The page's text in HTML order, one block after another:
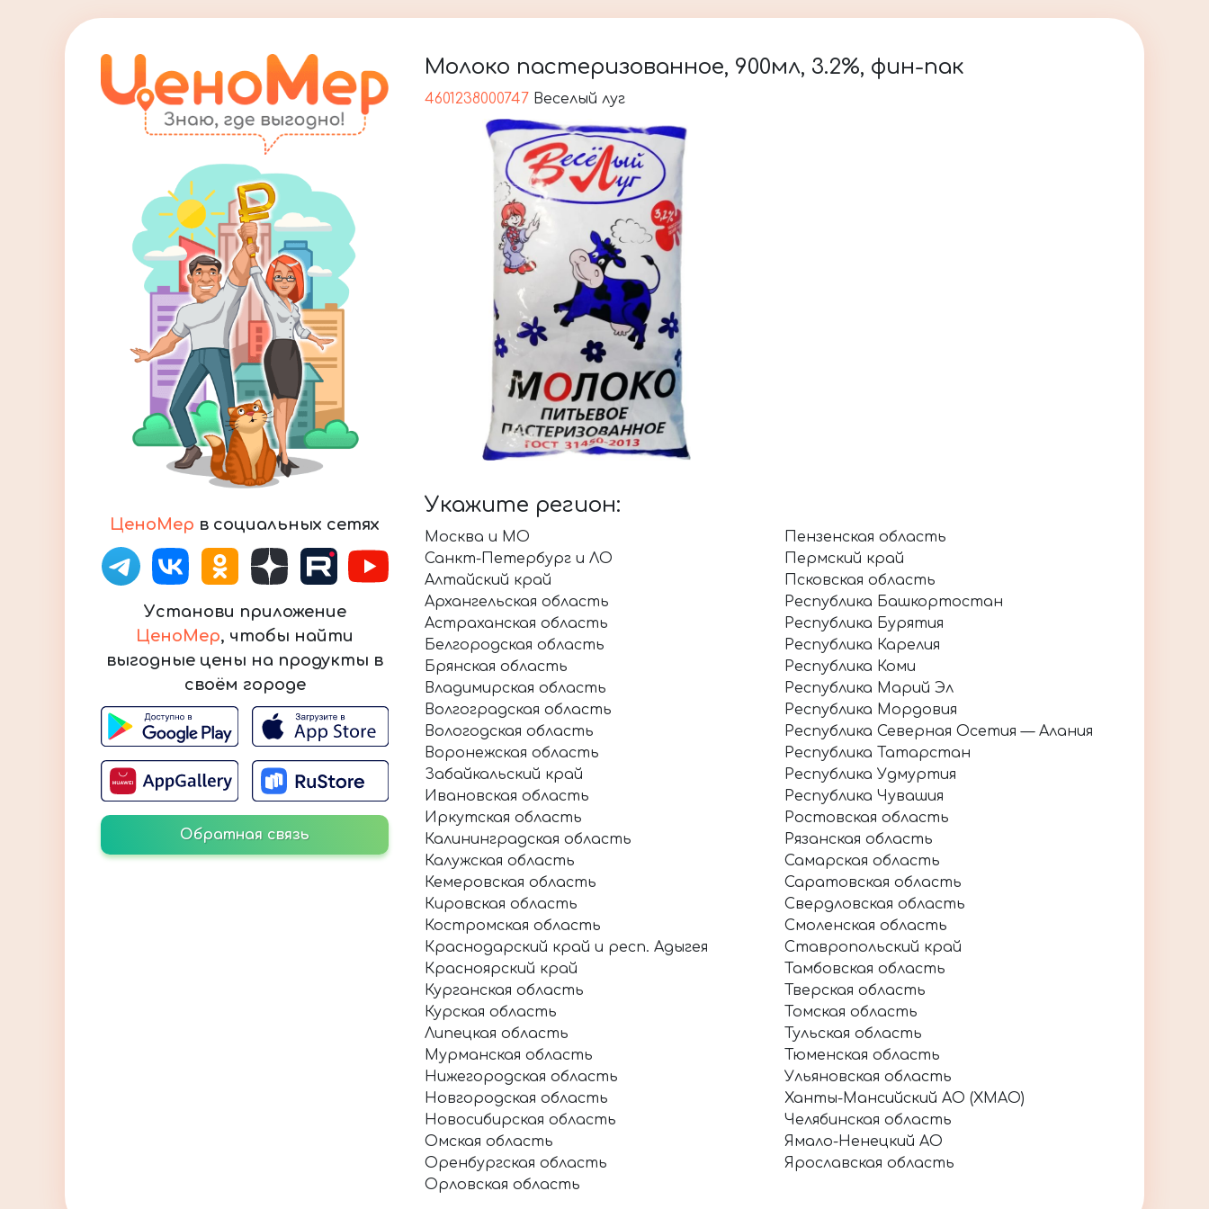
ЦеноМер в социальных сетях
Установи приложение
ЦеноМер, чтобы найти
выгодные цены на продукты в
своём городе
Обратная связь
Молоко пастеризованное, 900мл, 3.2%, фин-пак
4601238000747 Веселый луг
Укажите регион:
Москва и МО
Санкт-Петербург и ЛО
Алтайский край
Архангельская область
Астраханская область
Белгородская область
Брянская область
Владимирская область
Волгоградская область
Вологодская область
Воронежская область
Забайкальский край
Ивановская область
Иркутская область
Калининградская область
Калужская область
Кемеровская область
Кировская область
Костромская область
Краснодарский край и респ. Адыгея
Красноярский край
Курганская область
Курская область
Липецкая область
Мурманская область
Нижегородская область
Новгородская область
Новосибирская область
Омская область
Оренбургская область
Орловская область
Пензенская область
Пермский край
Псковская область
Республика Башкортостан
Республика Бурятия
Республика Карелия
Республика Коми
Республика Марий Эл
Республика Мордовия
Республика Северная Осетия — Алания
Республика Татарстан
Республика Удмуртия
Республика Чувашия
Ростовская область
Рязанская область
Самарская область
Саратовская область
Свердловская область
Смоленская область
Ставропольский край
Тамбовская область
Тверская область
Томская область
Тульская область
Тюменская область
Ульяновская область
Ханты-Мансийский АО (ХМАО)
Челябинская область
Ямало-Ненецкий АО
Ярославская область